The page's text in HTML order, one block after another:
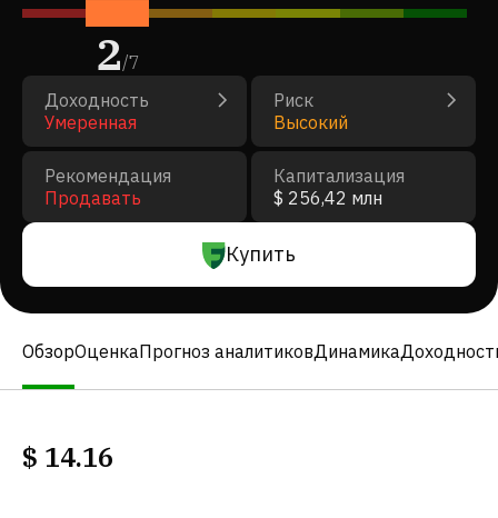
2/7
Доходность
Умеренная
Риск
Высокий
Рекомендация
Продавать
Капитализация
$ 256,42 млн
Купить
ОбзорОценкаПрогноз аналитиковДинамика
$ 14.16